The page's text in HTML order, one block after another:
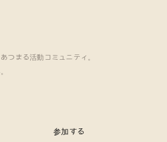
つまる活動コミュニティ。
参加する